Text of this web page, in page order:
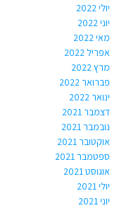
יולי 2022
יוני 2022
מאי 2022
אפריל 2022
מרץ 2022
פברואר 2022
ינואר 2022
דצמבר 2021
נובמבר 2021
אוקטובר 2021
ספטמבר 2021
אוגוסט 2021
יולי 2021
יוני 2021